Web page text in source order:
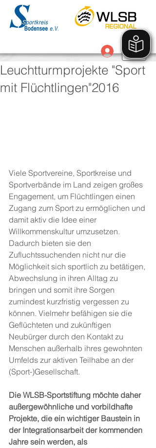
Anmelden
Leuchtturmprojekte "Sport
mit Flüchtlingen"2016
Viele Sportvereine, Sportkreise und
Sportverbände im Land zeigen großes
Engagement, um Flüchtlingen einen
Zugang zum Sport zu ermöglichen und
damit aktiv die Idee einer
Willkommenskultur umzusetzen.
Dadurch bieten sie den
Zufluchtssuchenden nicht nur die
Möglichkeit sich sportlich zu betätigen,
Abwechslung in ihren Alltag zu
bringen und somit ihre Sorgen
zumindest kurzfristig vergessen zu
können. Vielmehr befähigen sie die
Geflüchteten und zukünftigen
Neubürger durch den Kontakt zu
Menschen außerhalb ihres gewohnten
Umfelds zur aktiven Teilhabe an der
(Sport-)Gesellschaft.
Die WLSB-Sportstiftung möchte daher
außergewöhnliche und vorbildhafte
Projekte, die ein wichtiger Baustein in
der Integrationsarbeit der kommenden
Jahre sein werden, als